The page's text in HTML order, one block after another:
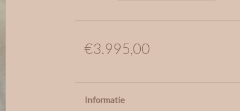
€3.995,00
Informatie